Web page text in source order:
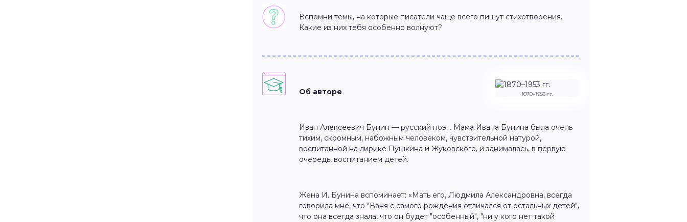
Вспомни темы, на которые писатели чаще всего пишут стихотворения.
Какие из них тебя особенно волнуют?
1870–1953 гг.
Об авторе
Иван Алексеевич Бунин — русский поэт. Мама Ивана Бунина была очень
тихим, скромным, набожным человеком, чувствительной натурой,
воспитанной на лирике Пушкина и Жуковского, и занималась, в первую
очередь, воспитанием детей.
Жена И. Бунина вспоминает: «Мать его, Людмила Александровна, всегда
говорила мне, что "Ваня с самого рождения отличался от остальных детей",
что она всегда знала, что он будет "особенный", "ни у кого нет такой